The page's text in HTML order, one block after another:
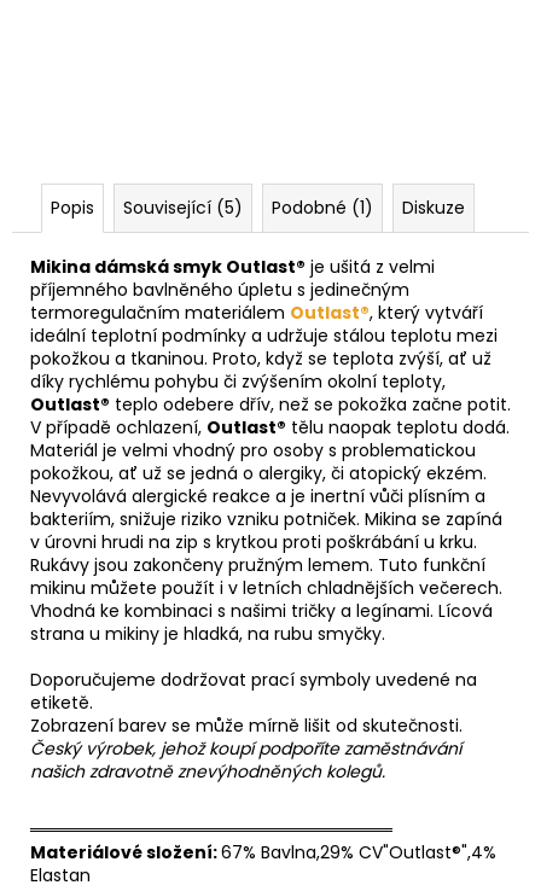
Popis Související (5) Podobné (1) Diskuze
Mikina dámská smyk Outlast® je ušitá z velmi
příjemného bavlněného úpletu s jedinečným
termoregulačním materiálem Outlast®, který vytváří
ideální teplotní podmínky a udržuje stálou teplotu mezi
pokožkou a tkaninou. Proto, když se teplota zvýší, ať už
díky rychlému pohybu či zvýšením okolní teploty,
Outlast® teplo odebere dřív, než se pokožka začne potit.
V případě ochlazení, Outlast® tělu naopak teplotu dodá.
Materiál je velmi vhodný pro osoby s problematickou
pokožkou, ať už se jedná o alergiky, či atopický ekzém.
Nevyvolává alergické reakce a je inertní vůči plísním a
bakteriím, snižuje riziko vzniku potniček. Mikina se zapíná
v úrovni hrudi na zip s krytkou proti poškrábání u krku.
Rukávy jsou zakončeny pružným lemem. Tuto funkční
mikinu můžete použít i v letních chladnějších večerech.
Vhodná ke kombinaci s našimi tričky a legínami. Lícová
strana u mikiny je hladká, na rubu smyčky.
Doporučujeme dodržovat prací symboly uvedené na
etiketě.
Zobrazení barev se může mírně lišit od skutečnosti.
Český výrobek, jehož koupí podpoříte zaměstnávání
našich zdravotně znevýhodněných kolegů.
══════════════════════════════
Materiálové složení:67% Bavlna,29% CV"Outlast®",4%
Elastan